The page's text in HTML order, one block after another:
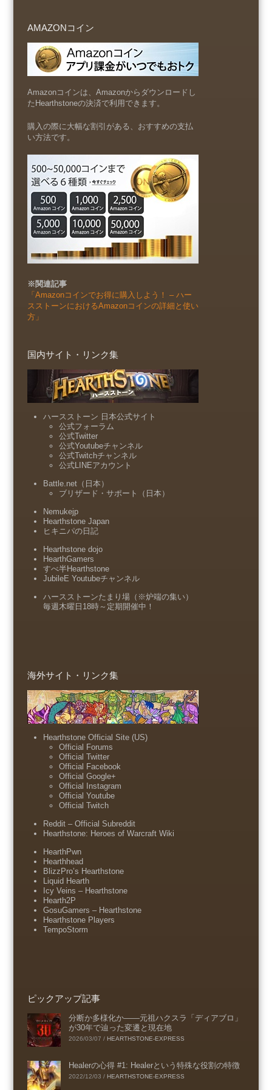
AMAZONコイン
Amazonコインは、Amazonからダウンロードし
たHearthstoneの決済で利用できます。
購入の際に大幅な割引がある、おすすめの支払
い方法です。
※関連記事
「Amazonコインでお得に購入しよう！ – ハー
スストーンにおけるAmazonコインの詳細と使い
方」
国内サイト・リンク集
ハースストーン 日本公式サイト
公式フォーラム
公式Twitter
公式Youtubeチャンネル
公式Twitchチャンネル
公式LINEアカウント
Battle.net（日本）
ブリザード・サポート（日本）
Nemukejp
Hearthstone Japan
ヒキニパの日記
Hearthstone dojo
HearthGamers
すべ半Hearthstone
JubileE Youtubeチャンネル
ハースストーンたまり場（※炉端の集い）
毎週木曜日18時～定期開催中！
海外サイト・リンク集
Hearthstone Official Site (US)
Official Forums
Official Twitter
Official Facebook
Official Google+
Official Instagram
Official Youtube
Official Twitch
Reddit – Official Subreddit
Hearthstone: Heroes of Warcraft Wiki
HearthPwn
Hearthhead
BlizzPro’s Hearthstone
Liquid Hearth
Icy Veins – Hearthstone
Hearth2P
GosuGamers – Hearthstone
Hearthstone Players
TempoStorm
ピックアップ記事
分断か多様化か――元祖ハクスラ「ディアブロ」
が30年で辿った変遷と現在地
2026/03/07 / HEARTHSTONE-EXPRESS
Healerの心得 #1: Healerという特殊な役割の特徴
2022/12/03 / HEARTHSTONE-EXPRESS